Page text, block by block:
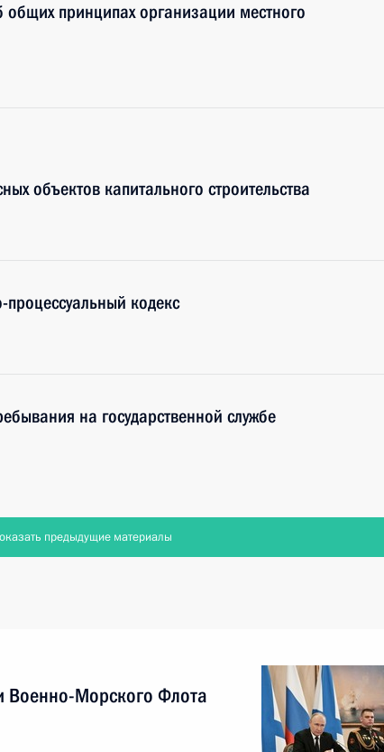
принципах организации местного
объектов капитального строительства
кодекс
на государственной службе
предыдущие материалы
Военно-Морского Флота